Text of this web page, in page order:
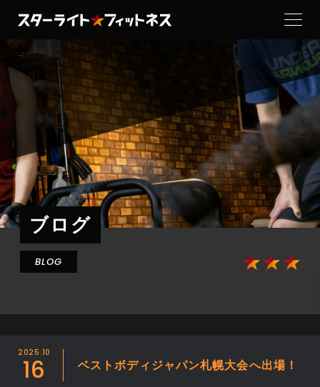
当ジムの特徴
トレーナー
設備紹介
料金・コース
よくある質問
お客さまの声
お知らせ
プライバシーポリシー
ブログ
BLOG
2025.10
16 ベストボディジャパン札幌大会へ出場！